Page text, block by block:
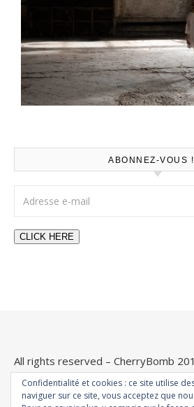
ABONNEZ-VOUS
CLICK HERE
All rights reserved – CherryBomb
Confidentialité et cookies : ce site utilise
naviguer sur ce site, vous acceptez que